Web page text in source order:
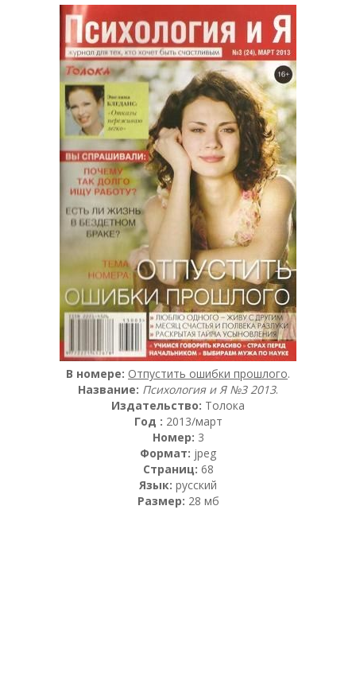
В номере: Отпустить ошибки прошлого.
Название: Психология и Я №3 2013.
Издательство: Толока
Год : 2013/март
Номер: 3
Формат: jpeg
Страниц: 68
Язык: русский
Размер: 28 мб